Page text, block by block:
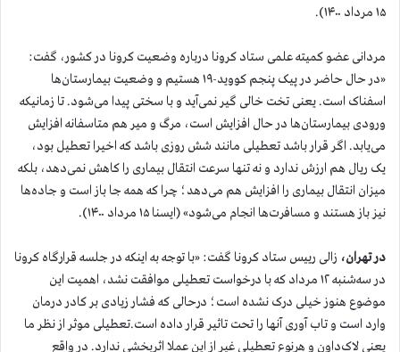
۱۵ مرداد ۱۴۰۰).
مردانی عضو کمیته علمی ستاد کرونا درباره وضعیت کرونا در کشور، گفت:
«در حال حاضر در پیک پنجم کووید-۱۹ هستیم و وضعیت بیمارستان‌ها
اسفناک است. یعنی تخت خالی گیر نمی‌آید و با سختی پیدا می‌شود. تا زمانیکه
ورودی بیمارستان‌ها در حال افزایش است، مرگ و میر هم متاسفانه افزایش
می‌یابد. اگر قرار باشد تعطیلی مانند شش روزی باشد که اخیرا تعطیل بود،
یک ریال هم ارزش ندارد و نه تنها سرعت انتقال بیماری را کاهش نمی‌دهد، بلکه
میزان انتقال بیماری را افزایش هم می‌دهد؛ چرا که همه جا باز است و جاده‌ها
نیز باز هستند و مسافرت‌ها انجام می‌شود» (ایسنا ۱۵ مرداد ۱۴۰۰).
در تهران، زالی رییس ستاد کرونا گفت: «با توجه به اینکه در جلسه قرارگاه کرونا
در سه‌شنبه ۱۲ مرداد که با درخواست تعطیلی موافقت نشد، اهمیت این
موضوع هنوز خیلی درک نشده است؛ درحالی که فشار زیادی بر کادر درمان
وارد است و تاب آوری آنها را تحت تاثیر قرار داده است.تعطیلی موثر از نظر ما
یعنی لاک‌داون و هرنوع تعطیلی غیر از این عملا اثربخشی ندارد. در واقع